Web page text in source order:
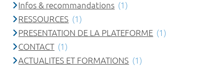
Infos & recommandations (1)
RESSOURCES (1)
PRESENTATION DE LA PLATEFORME (1)
CONTACT (1)
ACTUALITES ET FORMATIONS (1)